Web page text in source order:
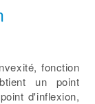
fonction
un point
d'inflexion,